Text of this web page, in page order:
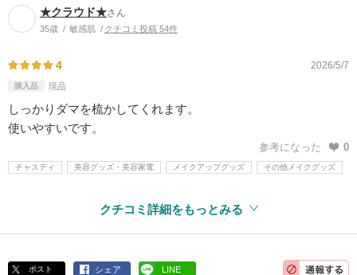
★クラウド★さん
35歳 敏感肌 クチコミ投稿 54件
4 2026/5/7
購入品 現品
しっかりダマを梳かしてくれます。
使いやすいです。
参考になった 0
チャスティ 美容グッズ・美容家電 メイクアップグッズ その他メイクグッズ
クチコミ詳細をもっとみる
ポスト シェア LINE